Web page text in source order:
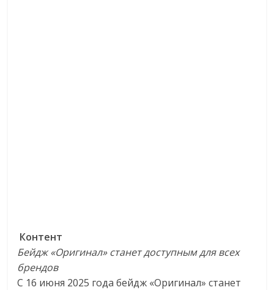
Контент
Бейдж «Оригинал» станет доступным для всех
брендов
С 16 июня 2025 года бейдж «Оригинал» станет